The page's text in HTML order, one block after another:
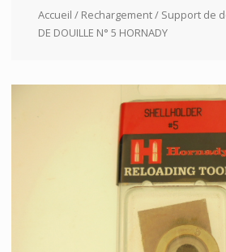
Accueil / Rechargement/ Support de
DE DOUILLE N° 5 HORNADY